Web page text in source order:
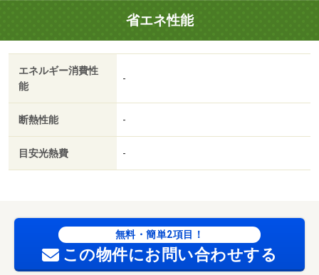
省エネ性能
エネルギー消費性
能
-
断熱性能 -
目安光熱費 -
無料・簡単2項目！
この物件にお問い合わせする